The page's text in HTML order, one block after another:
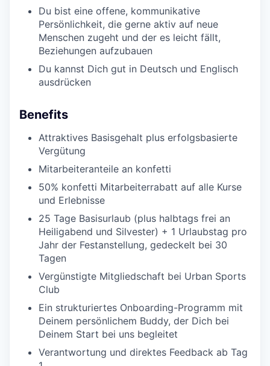
Du bist eine offene, kommunikative
Persönlichkeit, die gerne aktiv auf neue
Menschen zugeht und der es leicht fällt,
Beziehungen aufzubauen
Du kannst Dich gut in Deutsch und Englisch
ausdrücken
Benefits
Attraktives Basisgehalt plus erfolgsbasierte
Vergütung
Mitarbeiteranteile an konfetti
50% konfetti Mitarbeiterrabatt auf alle Kurse
und Erlebnisse
25 Tage Basisurlaub (plus halbtags frei an
Heiligabend und Silvester) + 1 Urlaubstag pro
Jahr der Festanstellung, gedeckelt bei 30
Tagen
Vergünstigte Mitgliedschaft bei Urban Sports
Club
Ein strukturiertes Onboarding-Programm mit
Deinem persönlichem Buddy, der Dich bei
Deinem Start bei uns begleitet
Verantwortung und direktes Feedback ab Tag